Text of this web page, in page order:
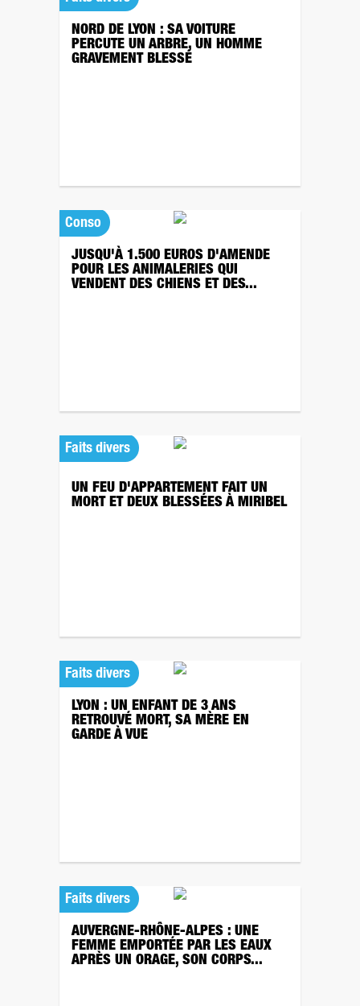
NORD DE LYON : SA VOITURE
PERCUTE UN ARBRE, UN HOMME
GRAVEMENT BLESSÉ
Conso
JUSQU'À 1.500 EUROS D'AMENDE
POUR LES ANIMALERIES QUI
VENDENT DES CHIENS ET DES...
Faits divers
UN FEU D'APPARTEMENT FAIT UN
MORT ET DEUX BLESSÉES À MIRIBEL
Faits divers
LYON : UN ENFANT DE 3 ANS
RETROUVÉ MORT, SA MÈRE EN
GARDE À VUE
Faits divers
AUVERGNE-RHÔNE-ALPES : UNE
FEMME EMPORTÉE PAR LES EAUX
APRÈS UN ORAGE, SON CORPS...